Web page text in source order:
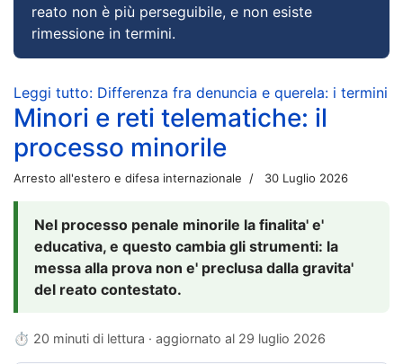
reato non è più perseguibile, e non esiste
rimessione in termini.
Leggi tutto: Differenza fra denuncia e querela: i termini
Minori e reti telematiche: il
processo minorile
Arresto all'estero e difesa internazionale 30 Luglio 2026
Nel processo penale minorile la finalita' e'
educativa, e questo cambia gli strumenti: la
messa alla prova non e' preclusa dalla gravita'
del reato contestato.
⏱ 20 minuti di lettura · aggiornato al 29 luglio 2026